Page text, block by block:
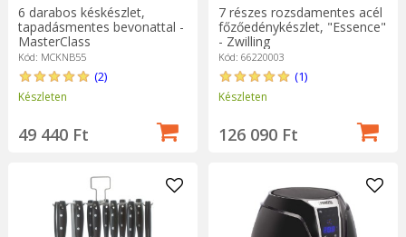
6 darabos késkészlet,
tapadásmentes bevonattal -
MasterClass
Kód: MCKNB55
(2)
Készleten
49 440 Ft
7 részes rozsdamentes acél
főzőedénykészlet, "Essence"
- Zwilling
Kód: 66220003
(1)
Készleten
126 090 Ft